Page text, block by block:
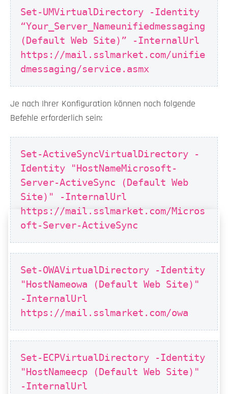
Set-UMVirtualDirectory -Identity
“Your_Server_Nameunifiedmessaging
(Default Web Site)” -InternalUrl
https://mail.sslmarket.com/unifie
dmessaging/service.asmx
Je nach Ihrer Konfiguration können noch folgende
Befehle erforderlich sein:
Set-ActiveSyncVirtualDirectory -
Identity "HostNameMicrosoft-
Server-ActiveSync (Default Web
Site)" -InternalUrl
https://mail.sslmarket.com/Micros
oft-Server-ActiveSync
Set-OWAVirtualDirectory -Identity
"HostNameowa (Default Web Site)"
-InternalUrl
https://mail.sslmarket.com/owa
Set-ECPVirtualDirectory -Identity
"HostNameecp (Default Web Site)"
-InternalUrl